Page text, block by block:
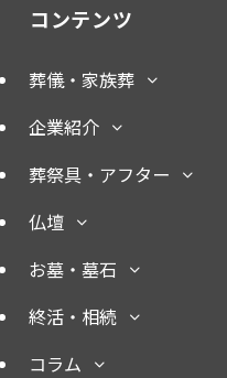
コンテンツ
葬儀・家族葬
企業紹介
葬祭具・アフター
仏壇
お墓・墓石
終活・相続
コラム